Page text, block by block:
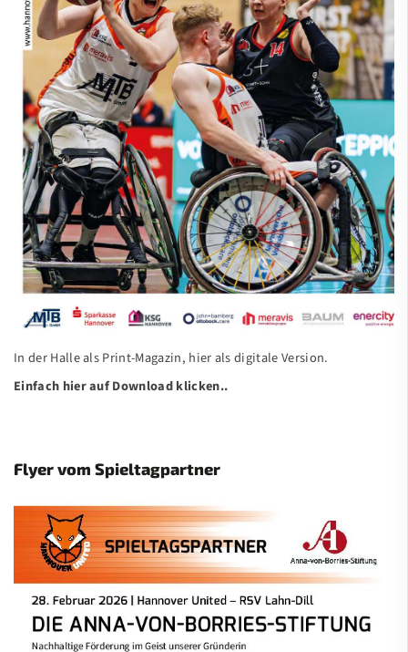
In der Halle als Print-Magazin, hier als digitale Version.
Einfach hier aufDownloadklicken..
Flyer vom Spieltagpartner
Fastbreak-Magazin
Saison 2024/25
Regelbroschüre leichte Sprache
LSB-Magazin
Verein
Kontakt